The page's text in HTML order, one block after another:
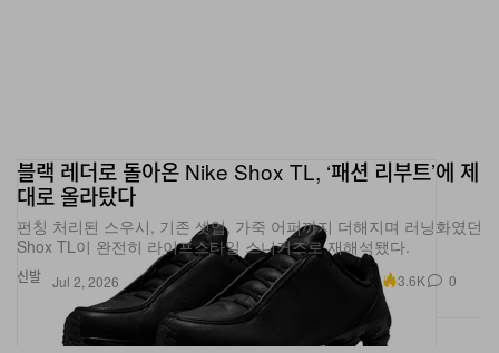
신발
블랙 레더로 돌아온 Nike Shox TL, ‘패션 리부트’에 제
대로 올라탔다
펀칭 처리된 스우시, 기존 셋업, 가죽 어퍼까지 더해지며 러닝화였던
Shox TL이 완전히 라이프스타일 스니커즈로 재해석됐다.
Jul 2, 2026 3.6K 0